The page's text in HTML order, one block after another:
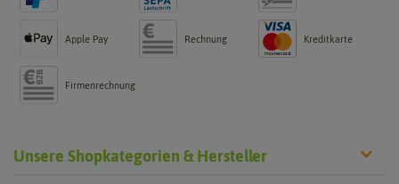
Apple Pay Rechnung Kreditkarte
Firmenrechnung
Unsere Shopkategorien & Hersteller